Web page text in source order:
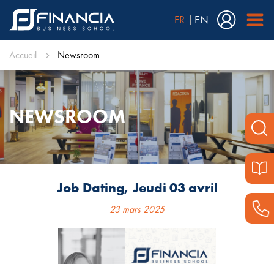
FR EN
Accueil Newsroom
NEWSROOM
Job Dating, Jeudi 03 avril
23 mars 2025